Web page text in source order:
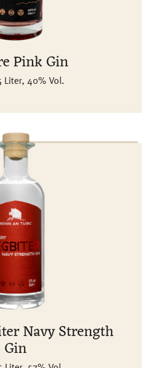
Pink Gin
Liter, 40% Vol.
Navy Strength
Gin